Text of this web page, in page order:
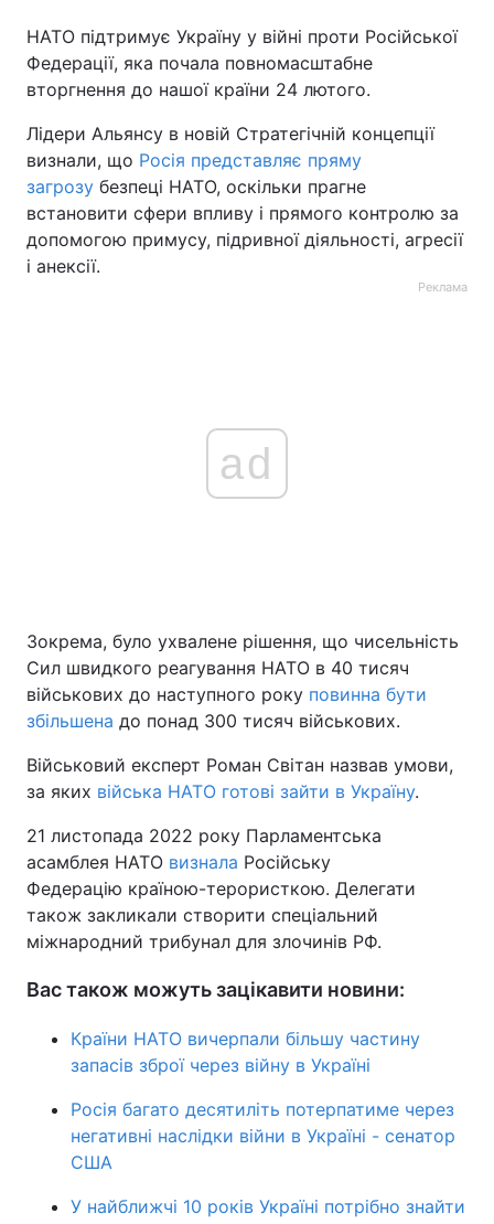
НАТО підтримує Україну у війні проти Російської
Федерації, яка почала повномасштабне
вторгнення до нашої країни 24 лютого.
Лідери Альянсу в новій Стратегічній концепції
визнали, що Росія представляє пряму
загрозу безпеці НАТО, оскільки прагне
встановити сфери впливу і прямого контролю за
допомогою примусу, підривної діяльності, агресії
і анексії.
Реклама
ad
Зокрема, було ухвалене рішення, що чисельність
Сил швидкого реагування НАТО в 40 тисяч
військових до наступного року повинна бути
збільшена до понад 300 тисяч військових.
Військовий експерт Роман Світан назвав умови,
за яких війська НАТО готові зайти в Україну.
21 листопада 2022 року Парламентська
асамблея НАТО визнала Російську
Федерацію країною-терористкою. Делегати
також закликали створити спеціальний
міжнародний трибунал для злочинів РФ.
Вас також можуть зацікавити новини:
Країни НАТО вичерпали більшу частину
запасів зброї через війну в Україні
Росія багато десятиліть потерпатиме через
негативні наслідки війни в Україні - сенатор
США
У найближчі 10 років Україні потрібно знайти